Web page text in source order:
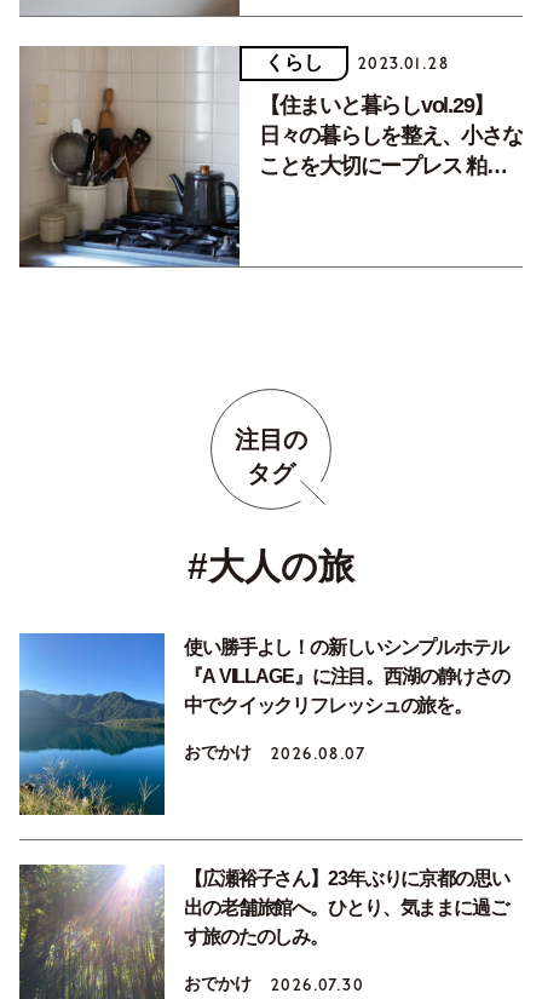
くらし 2023.01.28
【住まいと暮らしvol.29】
日々の暮らしを整え、小さな
ことを大切にープレス 粕谷
注目の
タグ
#大人の旅
使い勝手よし！の新しいシンプルホテル
『A VILLAGE』に注目。西湖の静けさの
中でクイックリフレッシュの旅を。
おでかけ 2026.08.07
【広瀬裕子さん】23年ぶりに京都の思い
出の老舗旅館へ。ひとり、気ままに過ご
す旅のたのしみ。
おでかけ 2026.07.30